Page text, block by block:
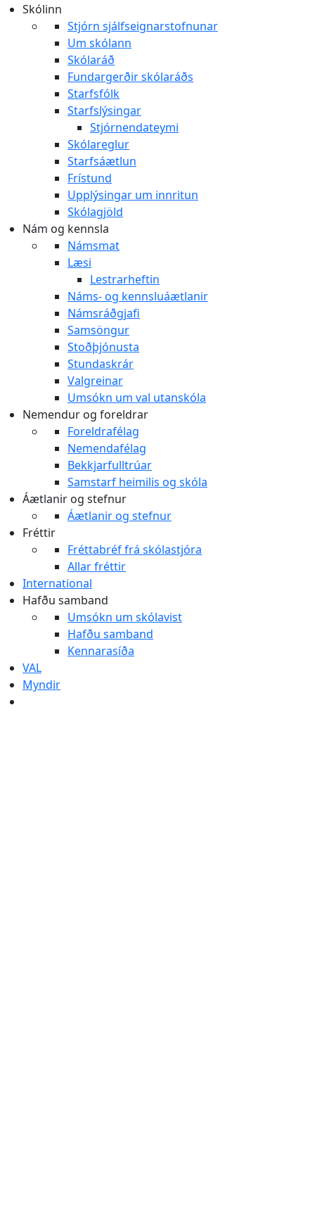
Skólinn
Stjórn sjálfseignarstofnunar
Um skólann
Skólaráð
Fundargerðir skólaráðs
Starfsfólk
Starfslýsingar
Stjórnendateymi
Skólareglur
Starfsáætlun
Frístund
Upplýsingar um innritun
Skólagjöld
Nám og kennsla
Námsmat
Læsi
Lestrarheftin
Náms- og kennsluáætlanir
Námsráðgjafi
Samsöngur
Stoðþjónusta
Stundaskrár
Valgreinar
Umsókn um val utanskóla
Nemendur og foreldrar
Foreldrafélag
Nemendafélag
Bekkjarfulltrúar
Samstarf heimilis og skóla
Áætlanir og stefnur
Áætlanir og stefnur
Fréttir
Fréttabréf frá skólastjóra
Allar fréttir
International
Hafðu samband
Umsókn um skólavist
Hafðu samband
Kennarasíða
VAL
Myndir